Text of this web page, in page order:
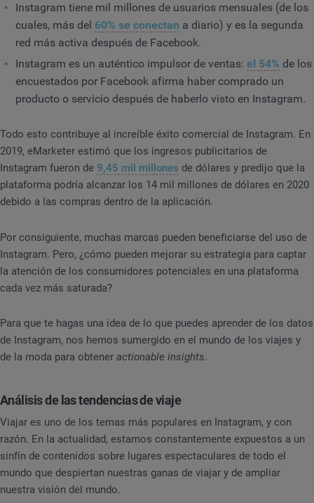
Instagram tiene mil millones de usuarios mensuales (de los
cuales, más del 60% se conectan a diario) y es la segunda
red más activa después de Facebook.
Instagram es un auténtico impulsor de ventas:el 54% de los
encuestados por Facebook afirma haber comprado un
producto o servicio después de haberlo visto en Instagram.
Todo esto contribuye al increíble éxito comercial de Instagram. En
2019, eMarketer estimó que los ingresos publicitarios de
Instagram fueron de 9,45 mil millones de dólares y predijo que la
plataforma podría alcanzar los 14 mil millones de dólares en 2020
debido a las compras dentro de la aplicación.
Por consiguiente, muchas marcas pueden beneficiarse del uso de
Instagram. Pero, ¿cómo pueden mejorar su estrategia para captar
la atención de los consumidores potenciales en una plataforma
cada vez más saturada?
Para que te hagas una idea de lo que puedes aprender de los datos
de Instagram, nos hemos sumergido en el mundo de los viajes y
de la moda para obtener actionable insights.
Análisis de las tendencias de viaje
Viajar es uno de los temas más populares en Instagram, y con
razón. En la actualidad, estamos constantemente expuestos a un
sinfín de contenidos sobre lugares espectaculares de todo el
mundo que despiertan nuestras ganas de viajar y de ampliar
nuestra visión del mundo.